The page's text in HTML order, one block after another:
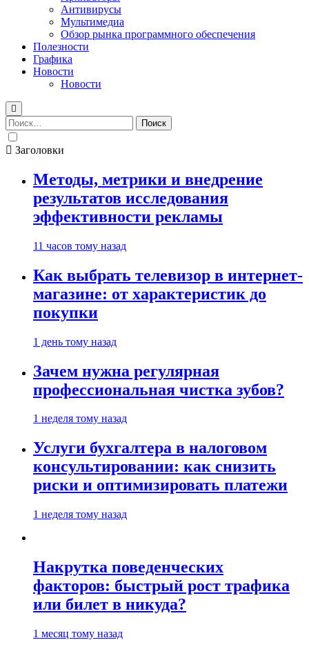
Антивирусы
Мультимедиа
Обзор рынка программного обеспечения
Полезности
Графика
Новости
Новости
Найти:
Заголовки
Методы, метрики и внедрение
результатов исследования
эффективности рекламы
11 часов тому назад
Как выбрать телевизор в интернет-
магазине: от характеристик до
покупки
1 день тому назад
Зачем нужна регулярная
профессиональная чистка зубов?
1 неделя тому назад
Услуги бухгалтера в налоговом
консультировании: как снизить
риски и оптимизировать платежи
1 неделя тому назад
Накрутка поведенческих
факторов: быстрый рост трафика
или билет в никуда?
1 месяц тому назад